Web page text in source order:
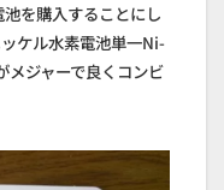
を購入することにし
ケル水素電池単一Ni-
メジャーで良くコンビ